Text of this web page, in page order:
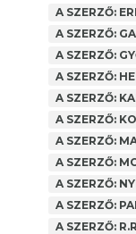
A SZERZŐ:
A SZERZŐ:
A SZERZŐ:
A SZERZŐ:
A SZERZŐ:
A SZERZŐ:
A SZERZŐ:
A SZERZŐ:
A SZERZŐ:
A SZERZŐ:
A SZERZŐ: